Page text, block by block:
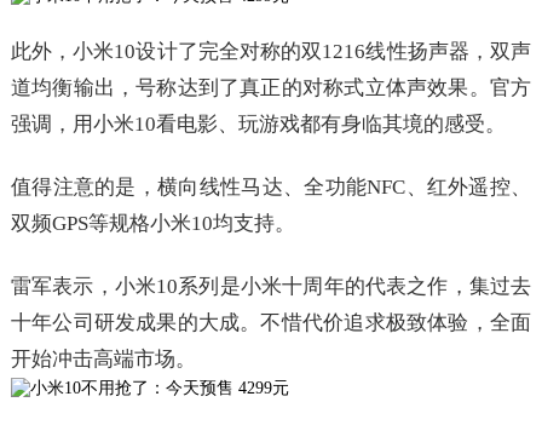
此外，小米10设计了完全对称的双1216线性扬声器，双声
道均衡输出，号称达到了真正的对称式立体声效果。官方
强调，用小米10看电影、玩游戏都有身临其境的感受。
值得注意的是，横向线性马达、全功能NFC、红外遥控、
双频GPS等规格小米10均支持。
雷军表示，小米10系列是小米十周年的代表之作，集过去
十年公司研发成果的大成。不惜代价追求极致体验，全面
开始冲击高端市场。